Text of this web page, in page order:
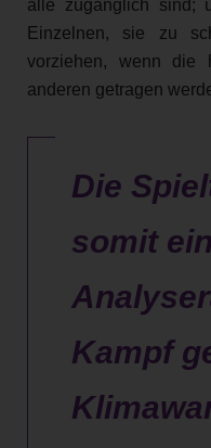
alle zugänglich sind;
Einzelnen, sie zu
vorziehen, wenn die
anderen getragen
Die
somit
Kampf